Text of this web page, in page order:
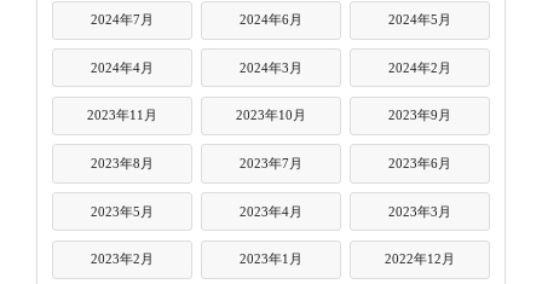
2024年7月 2024年6月 2024年5月
2024年4月 2024年3月 2024年2月
2023年11月 2023年10月 2023年9月
2023年8月 2023年7月 2023年6月
2023年5月 2023年4月 2023年3月
2023年2月 2023年1月 2022年12月